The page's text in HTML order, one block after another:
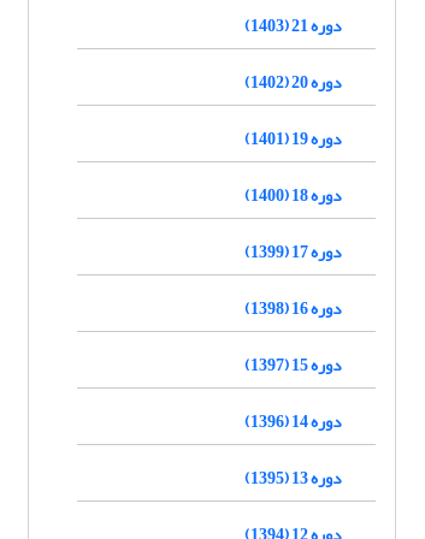
دوره 21 (1403)
دوره 20 (1402)
دوره 19 (1401)
دوره 18 (1400)
دوره 17 (1399)
دوره 16 (1398)
دوره 15 (1397)
دوره 14 (1396)
دوره 13 (1395)